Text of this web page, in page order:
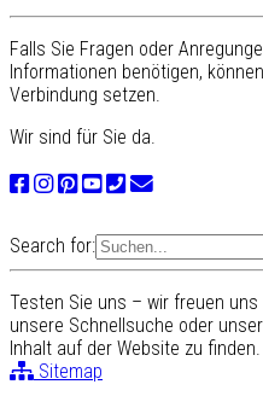
Falls Sie Fragen oder
Informationen benötigen,
Verbindung setzen.
Wir sind für Sie da.
Search for:
Testen Sie uns – wir freuen
unsere Schnellsuche oder
Inhalt auf der Website zu finden.
Sitemap